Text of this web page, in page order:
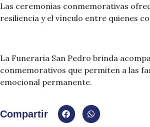
Las ceremonias conmemorativas
resiliencia y el vínculo entre quienes
La Funeraria San Pedro brinda
conmemorativos que permiten a las
emocional permanente.
Compartir